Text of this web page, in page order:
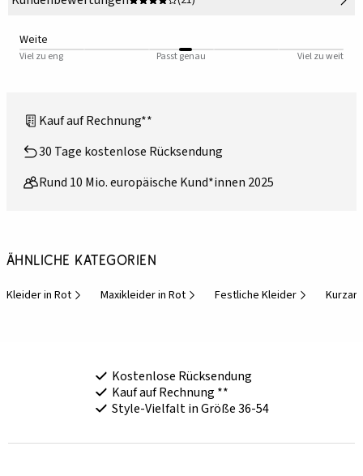
Weite
Viel zu eng Passt genau Viel zu weit
Kauf auf Rechnung**
30 Tage kostenlose Rücksendung
Rund 10 Mio. europäische Kund*innen 2025
Ähnliche Kategorien
Kleider in Rot Maxikleider in Rot Festliche Kleider
Kostenlose Rücksendung
Kauf auf Rechnung **
Style-Vielfalt in Größe 36-54